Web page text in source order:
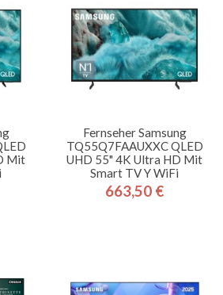
Mit
Fernseher Samsung
TQ55Q7FAAUXXC QLED
UHD 55" 4K Ultra HD Mit
Smart TV Y WiFi
Preis
663,50 €